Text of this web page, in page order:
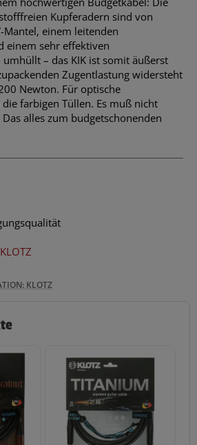
Kupferadern sind von
Mantel, einem leitenden
einem sehr effektiven
– das KIK ist somit äußerst
Zugentlastung widersteht
Newton. Für optische
farbigen Tüllen. Es muß nicht
alles zum budgetschonenden
KLOTZ
KLOTZ